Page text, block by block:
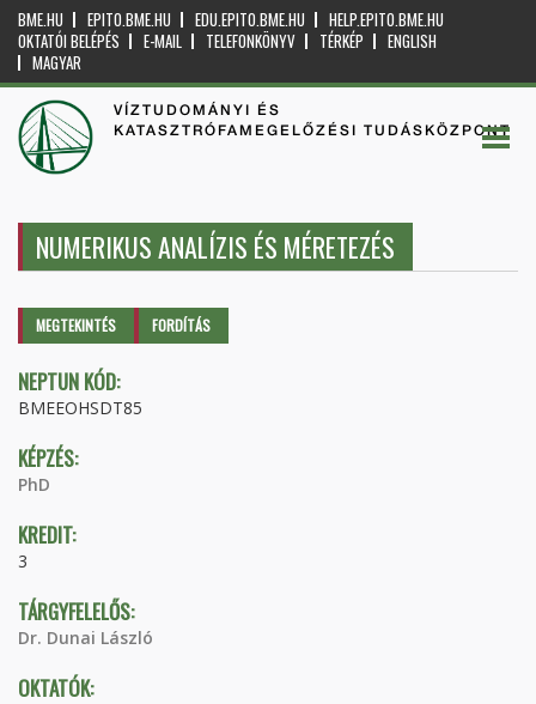
BME.HU EPITO.BME.HU EDU.EPITO.BME.HU
HELP.EPITO.BME.HU
OKTATÓI BELÉPÉS
E-MAIL TELEFONKÖNYV TÉRKÉP
ENGLISH
MAGYAR
VÍZTUDOMÁNYI ÉS
KATASZTRÓFAMEGELŐZÉSI TUDÁSKÖZPONT
NUMERIKUS ANALÍZIS ÉS MÉRETEZÉS
Elsődleges fülek
MEGTEKINTÉS (AKTÍVFORDÍTÁS
NEPTUN KÓD:
BMEEOHSDT85
KÉPZÉS:
PhD
KREDIT:
3
TÁRGYFELELŐS:
Dr. Dunai László
OKTATÓK: